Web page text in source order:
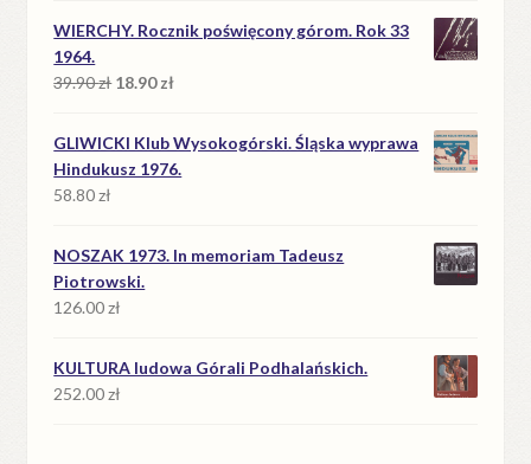
WIERCHY. Rocznik poświęcony górom. Rok 33
1964.
39.90zł Pierwotna
wynosiła:
39.90 zł.
18.90złAktualna
wynosi:
18.90 zł.
GLIWICKI Klub Wysokogórski. Śląska wyprawa
Hindukusz 1976.
58.80zł
NOSZAK 1973. In memoriam Tadeusz
Piotrowski.
126.00zł
KULTURA ludowa Górali Podhalańskich.
252.00zł